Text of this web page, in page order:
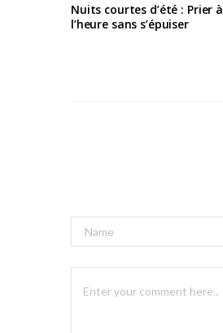
Nuits courtes d’été : Prier à
l’heure sans s’épuiser
l
t